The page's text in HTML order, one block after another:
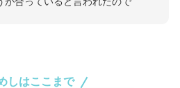
しはここまで